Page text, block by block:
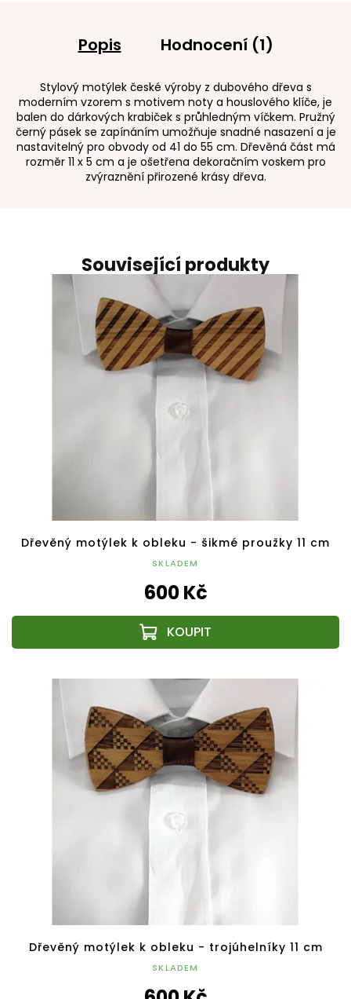
Související produkty
Dřevěný motýlek k obleku - šikmé proužky 11 cm
SKLADEM
600 Kč
Dřevěný motýlek k obleku - trojúhelníky 11 cm
SKLADEM
Popis Hodnocení (1)
Stylový motýlek české výroby z dubového dřeva s
moderním vzorem s motivem noty a houslového klíče, je
balen do dárkových krabiček s průhledným víčkem. Pružný
černý pásek se zapínáním umožňuje snadné nasazení a je
nastavitelný pro obvody od 41 do 55 cm. Dřevěná část má
rozměr 11 x 5 cm a je ošetřena dekoračním voskem pro
zvýraznění přirozené krásy dřeva.